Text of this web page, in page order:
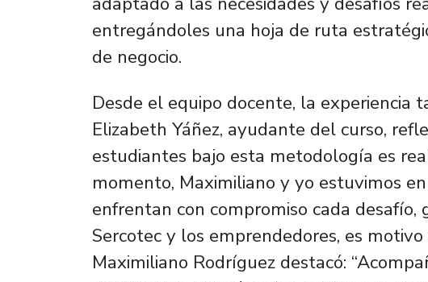
entregándoles una hoja de ruta
de negocio.
Desde el equipo docente, la experiencia
Elizabeth Yáñez, ayudante del curso,
estudiantes bajo esta metodología es
momento, Maximiliano y yo estuvimos
enfrentan con compromiso cada
Sercotec y los emprendedores, es
Maximiliano Rodríguez destacó: